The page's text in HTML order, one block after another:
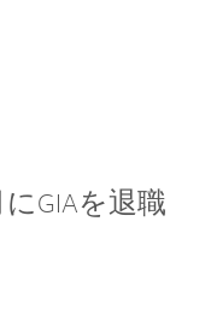
GIAを退職